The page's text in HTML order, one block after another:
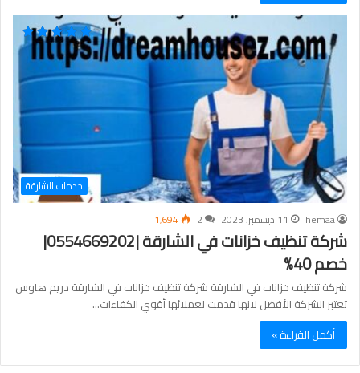
خدمات الشارقة
hemaa
11 ديسمبر، 2023 2 1٬694
شركة تنظيف خزانات في الشارقة |0554669202|
خصم 40%
شركة تنظيف خزانات في الشارقة شركة تنظيف خزانات في الشارقة دريم هاوس
تعتبر الشركة الأفضل لانها قدمت لعملائها أقوي الكفاءات…
أكمل القراءة »